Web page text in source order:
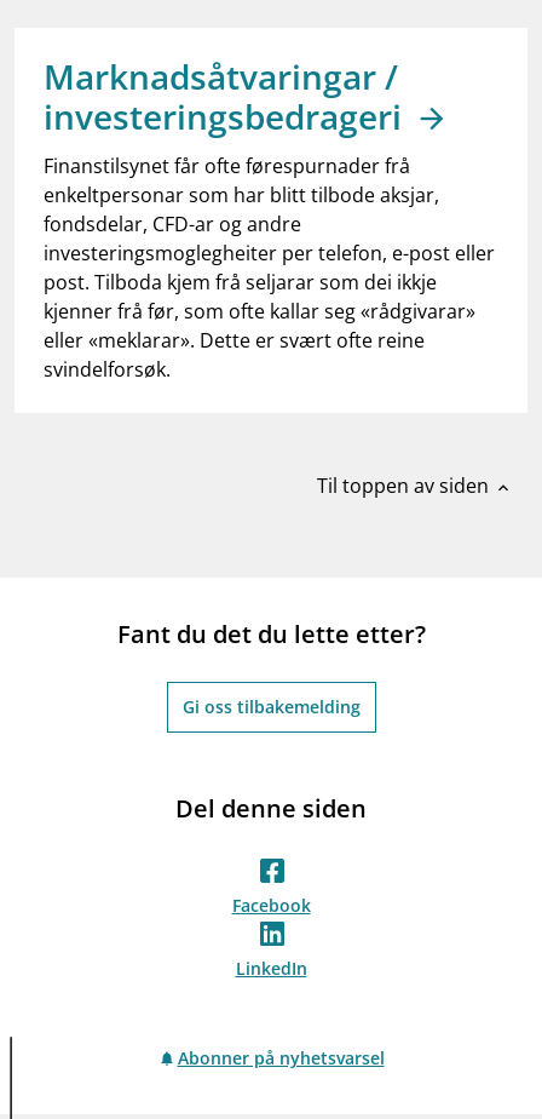
dashboardInformasjon for investorer
notifications_noneAbonner på nyhetsvarsel
Marknadsåtvaringar /
investeringsbedrageri
Finanstilsynet får ofte førespurnader frå
enkeltpersonar som har blitt tilbode aksjar,
fondsdelar, CFD-ar og andre
investeringsmoglegheiter per telefon, e-post eller
post. Tilboda kjem frå seljarar som dei ikkje
kjenner frå før, som ofte kallar seg «rådgivarar»
eller «meklarar». Dette er svært ofte reine
svindelforsøk.
Til toppen av siden expand_less
Fant du det du lette etter?
Gi oss tilbakemelding
Del denne siden
Facebook
LinkedIn
Abonner på nyhetsvarsel